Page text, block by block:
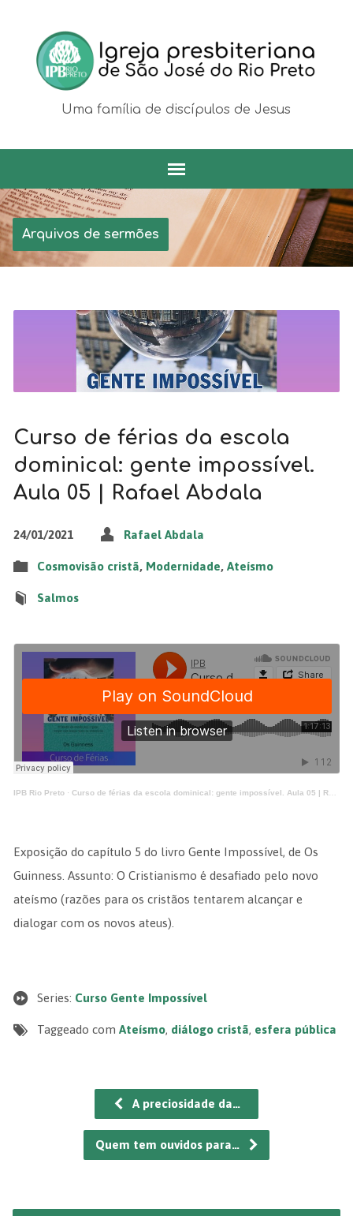
Uma família de discípulos de Jesus
Arquivos de sermões
Curso de férias da escola
dominical: gente impossível.
Aula 05 | Rafael Abdala
24/01/2021 Rafael Abdala
Cosmovisão cristã, Modernidade, Ateísmo
Salmos
IPB Rio Preto· Curso de férias da escola dominical: gente impossível. Aula 05 | Rafael Abdala
Exposição do capítulo 5 do livro Gente Impossível, de Os
Guinness. Assunto: O Cristianismo é desafiado pelo novo
ateísmo (razões para os cristãos tentarem alcançar e
dialogar com os novos ateus).
Series: Curso Gente Impossível
Taggeado com Ateísmo, diálogo cristã, esfera pública
A preciosidade da…
Quem tem ouvidos para…